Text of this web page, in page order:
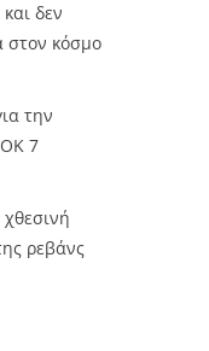
δεν
κόσμο
την
7
ρεβάνς